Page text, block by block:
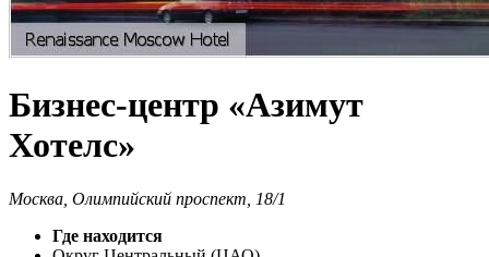
Бизнес-центр «Азимут
Хотелс»
Москва, Олимпийский проспект, 18/1
Где находится